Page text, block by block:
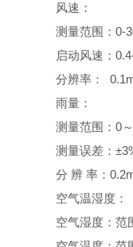
风速：
测量范围：0-
启动风速：
分辨率：
雨量：
测量范围：0
测量误差：
分 辨 率：
空气温湿度：
空气湿度：范